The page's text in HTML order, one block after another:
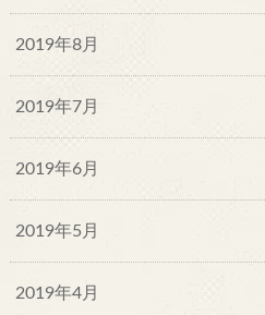
2019年8月
2019年7月
2019年6月
2019年5月
2019年4月